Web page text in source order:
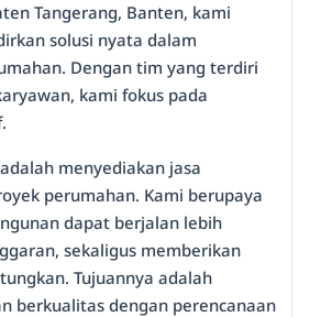
Tangerang, Banten, kami
solusi nyata dalam
Dengan tim yang terdiri
kami fokus pada
menyediakan jasa
perumahan. Kami berupaya
dapat berjalan lebih
sekaligus memberikan
Tujuannya adalah
berkualitas dengan perencanaan